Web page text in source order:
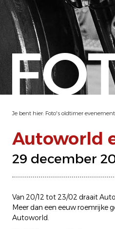
Je bent hier: Foto's oldtimer
Autoworld
29 december
Van 20/12 tot 23/02 draait
Meer dan een eeuw roemrijke
Autoworld.